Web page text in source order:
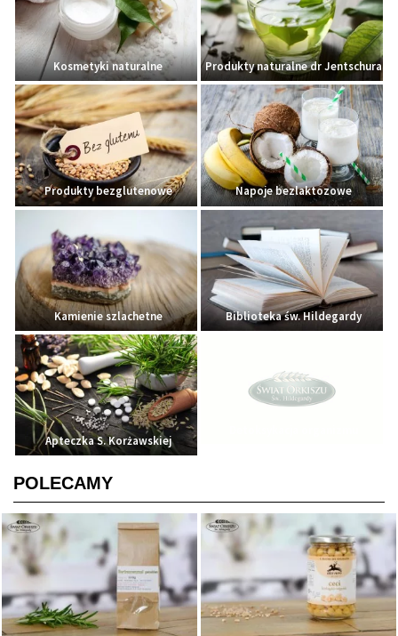
Kosmetyki naturalne Produkty naturalne dr Jentschura
Produkty bezglutenowe Napoje bezlaktozowe
Kamienie szlachetne Biblioteka św. Hildegardy
Apteczka S. Korżawskiej
POLECAMY